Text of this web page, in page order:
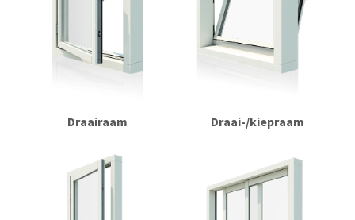
Draairaam Draai-/kiepraam